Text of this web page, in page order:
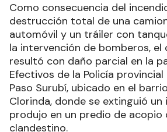
Como consecuencia del
destrucción total de una
automóvil y un tráiler con
la intervención de bomberos, el
resultó con daño parcial en la
Efectivos de la Policía
Paso Surubí, ubicado en el
Clorinda, donde se extinguió un
produjo en un predio de
clandestino.